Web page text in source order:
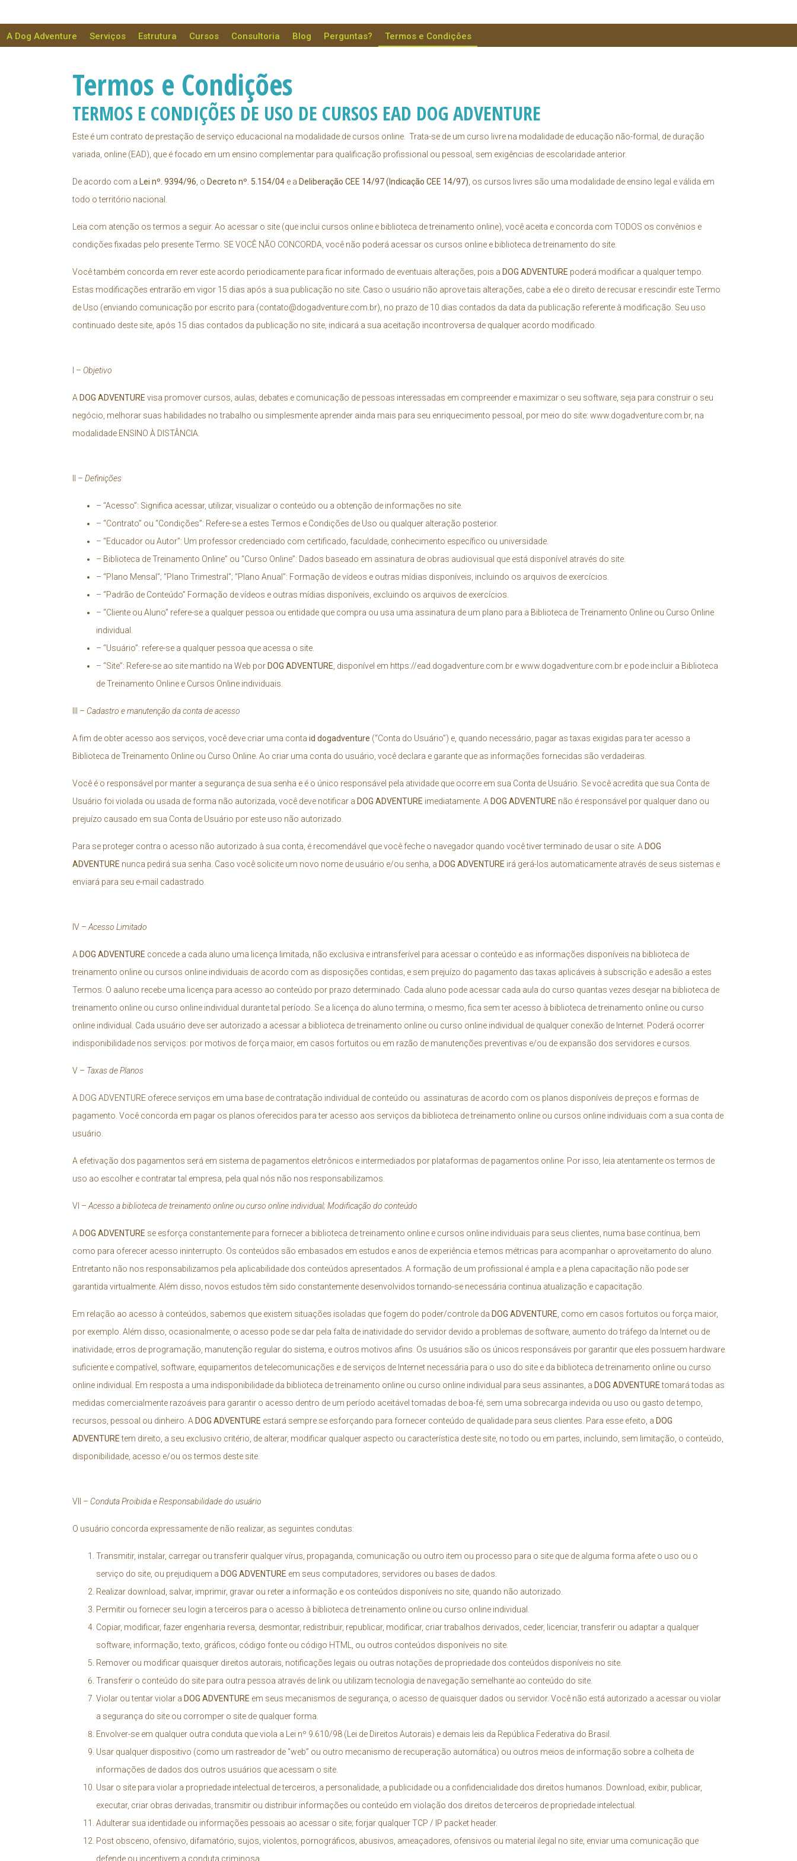
A Dog Adventure Serviços Estrutura Cursos Consultoria Blog Perguntas? Termos e Condições
Termos e Condições
TERMOS E CONDIÇÕES DE USO DE CURSOS EAD DOG ADVENTURE
Este é um contrato de prestação de serviço educacional na modalidade de cursos online. Trata-se de um curso livre na modalidade de educação não-formal, de duração
variada, online (EAD), que é focado em um ensino complementar para qualificação profissional ou pessoal, sem exigências de escolaridade anterior.
De acordo com a Lei nº. 9394/96 , o Decreto nº. 5.154/04 e a Deliberação CEE 14/97 (Indicação CEE 14/97) , os cursos livres são uma modalidade de ensino legal e válida em
todo o território nacional.
Leia com atenção os termos a seguir. Ao acessar o site (que inclui cursos online e biblioteca de treinamento online), você aceita e concorda com TODOS os convênios e
condições fixadas pelo presente Termo. SE VOCÊ NÃO CONCORDA, você não poderá acessar os cursos online e biblioteca de treinamento do site.
Você também concorda em rever este acordo periodicamente para ficar informado de eventuais alterações, pois a DOG ADVENTURE poderá modificar a qualquer tempo.
Estas modificações entrarão em vigor 15 dias após a sua publicação no site. Caso o usuário não aprove tais alterações, cabe a ele o direito de recusar e rescindir este Termo
de Uso (enviando comunicação por escrito para (contato@dogadventure.com.br), no prazo de 10 dias contados da data da publicação referente à modificação. Seu uso
continuado deste site, após 15 dias contados da publicação no site, indicará a sua aceitação incontroversa de qualquer acordo modificado.
I – Objetivo
A DOG ADVENTURE visa promover cursos, aulas, debates e comunicação de pessoas interessadas em compreender e maximizar o seu software, seja para construir o seu
negócio, melhorar suas habilidades no trabalho ou simplesmente aprender ainda mais para seu enriquecimento pessoal, por meio do site: www.dogadventure.com.br, na
modalidade ENSINO À DISTÂNCIA.
II – Definições
– “Acesso”: Significa acessar, utilizar, visualizar o conteúdo ou a obtenção de informações no site.
– “Contrato” ou “Condições”: Refere-se a estes Termos e Condições de Uso ou qualquer alteração posterior.
– “Educador ou Autor”: Um professor credenciado com certificado, faculdade, conhecimento específico ou universidade.
– Biblioteca de Treinamento Online” ou “Curso Online”: Dados baseado em assinatura de obras audiovisual que está disponível através do site.
– “Plano Mensal”; “Plano Trimestral”; “Plano Anual”: Formação de vídeos e outras mídias disponíveis, incluindo os arquivos de exercícios.
– “Padrão de Conteúdo” Formação de vídeos e outras mídias disponíveis, excluindo os arquivos de exercícios.
– “Cliente ou Aluno” refere-se a qualquer pessoa ou entidade que compra ou usa uma assinatura de um plano para a Biblioteca de Treinamento Online ou Curso Online
individual.
– “Usuário”: refere-se a qualquer pessoa que acessa o site.
– “Site”: Refere-se ao site mantido na Web por DOG ADVENTURE , disponível em https://ead.dogadventure.com.br e www.dogadventure.com.br e pode incluir a Biblioteca
de Treinamento Online e Cursos Online individuais.
III – Cadastro e manutenção da conta de acesso
A fim de obter acesso aos serviços, você deve criar uma conta id dogadventure (“Conta do Usuário”) e, quando necessário, pagar as taxas exigidas para ter acesso a
Biblioteca de Treinamento Online ou Curso Online. Ao criar uma conta do usuário, você declara e garante que as informações fornecidas são verdadeiras.
Você é o responsável por manter a segurança de sua senha e é o único responsável pela atividade que ocorre em sua Conta de Usuário. Se você acredita que sua Conta de
Usuário foi violada ou usada de forma não autorizada, você deve notificar a DOG ADVENTURE imediatamente. A DOG ADVENTURE não é responsável por qualquer dano ou
prejuízo causado em sua Conta de Usuário por este uso não autorizado.
Para se proteger contra o acesso não autorizado à sua conta, é recomendável que você feche o navegador quando você tiver terminado de usar o site. A DOG
ADVENTURE nunca pedirá sua senha. Caso você solicite um novo nome de usuário e/ou senha, a DOG ADVENTURE irá gerá-los automaticamente através de seus sistemas e
enviará para seu e-mail cadastrado.
IV – Acesso Limitado
A DOG ADVENTURE concede a cada aluno uma licença limitada, não exclusiva e intransferível para acessar o conteúdo e as informações disponíveis na biblioteca de
treinamento online ou cursos online individuais de acordo com as disposições contidas, e sem prejuízo do pagamento das taxas aplicáveis à subscrição e adesão a estes
Termos. O aaluno recebe uma licença para acesso ao conteúdo por prazo determinado. Cada aluno pode acessar cada aula do curso quantas vezes desejar na biblioteca de
treinamento online ou curso online individual durante tal período. Se a licença do aluno termina, o mesmo, fica sem ter acesso à biblioteca de treinamento online ou curso
online individual. Cada usuário deve ser autorizado a acessar a biblioteca de treinamento online ou curso online individual de qualquer conexão de Internet. Poderá ocorrer
indisponibilidade nos serviços: por motivos de força maior, em casos fortuitos ou em razão de manutenções preventivas e/ou de expansão dos servidores e cursos.
V – Taxas de Planos
A DOG ADVENTURE oferece serviços em uma base de contratação individual de conteúdo ou assinaturas de acordo com os planos disponíveis de preços e formas de
pagamento. Você concorda em pagar os planos oferecidos para ter acesso aos serviços da biblioteca de treinamento online ou cursos online individuais com a sua conta de
usuário.
A efetivação dos pagamentos será em sistema de pagamentos eletrônicos e intermediados por plataformas de pagamentos online. Por isso, leia atentamente os termos de
uso ao escolher e contratar tal empresa, pela qual nós não nos responsabilizamos.
VI – Acesso a biblioteca de treinamento online ou curso online individual; Modificação do conteúdo
A DOG ADVENTURE se esforça constantemente para fornecer a biblioteca de treinamento online e cursos online individuais para seus clientes, numa base contínua, bem
como para oferecer acesso ininterrupto. Os conteúdos são embasados em estudos e anos de experiência e temos métricas para acompanhar o aproveitamento do aluno.
Entretanto não nos responsabilizamos pela aplicabilidade dos conteúdos apresentados. A formação de um profissional é ampla e a plena capacitação não pode ser
garantida virtualmente. Além disso, novos estudos têm sido constantemente desenvolvidos tornando-se necessária continua atualização e capacitação.
Em relação ao acesso à conteúdos, sabemos que existem situações isoladas que fogem do poder/controle da DOG ADVENTURE , como em casos fortuitos ou força maior,
por exemplo. Além disso, ocasionalmente, o acesso pode se dar pela falta de inatividade do servidor devido a problemas de software, aumento do tráfego da Internet ou de
inatividade, erros de programação, manutenção regular do sistema, e outros motivos afins. Os usuários são os únicos responsáveis por garantir que eles possuem hardware
suficiente e compatível, software, equipamentos de telecomunicações e de serviços de Internet necessária para o uso do site e da biblioteca de treinamento online ou curso
online individual. Em resposta a uma indisponibilidade da biblioteca de treinamento online ou curso online individual para seus assinantes, a DOG ADVENTUREtomará todas as
medidas comercialmente razoáveis para garantir o acesso dentro de um período aceitável tomadas de boa-fé, sem uma sobrecarga indevida ou uso ou gasto de tempo,
recursos, pessoal ou dinheiro. A DOG ADVENTURE estará sempre se esforçando para fornecer conteúdo de qualidade para seus clientes. Para esse efeito, a DOG
ADVENTUREtem direito, a seu exclusivo critério, de alterar, modificar qualquer aspecto ou característica deste site, no todo ou em partes, incluindo, sem limitação, o conteúdo,
disponibilidade, acesso e/ou os termos deste site.
VII – Conduta Proibida e Responsabilidade do usuário
O usuário concorda expressamente de não realizar, as seguintes condutas:
Transmitir, instalar, carregar ou transferir qualquer vírus, propaganda, comunicação ou outro item ou processo para o site que de alguma forma afete o uso ou o
serviço do site, ou prejudiquem a DOG ADVENTURE em seus computadores, servidores ou bases de dados.
Realizar download, salvar, imprimir, gravar ou reter a informação e os conteúdos disponíveis no site, quando não autorizado.
Permitir ou fornecer seu login a terceiros para o acesso à biblioteca de treinamento online ou curso online individual.
Copiar, modificar, fazer engenharia reversa, desmontar, redistribuir, republicar, modificar, criar trabalhos derivados, ceder, licenciar, transferir ou adaptar a qualquer
software, informação, texto, gráficos, código fonte ou código HTML, ou outros conteúdos disponíveis no site.
Remover ou modificar quaisquer direitos autorais, notificações legais ou outras notações de propriedade dos conteúdos disponíveis no site.
Transferir o conteúdo do site para outra pessoa através de link ou utilizam tecnologia de navegação semelhante ao conteúdo do site.
Violar ou tentar violar a DOG ADVENTURE em seus mecanismos de segurança, o acesso de quaisquer dados ou servidor. Você não está autorizado a acessar ou violar
a segurança do site ou corromper o site de qualquer forma.
Envolver-se em qualquer outra conduta que viola a Lei nº 9.610/98 (Lei de Direitos Autorais) e demais leis da República Federativa do Brasil.
Usar qualquer dispositivo (como um rastreador de “web” ou outro mecanismo de recuperação automática) ou outros meios de informação sobre a colheita de
informações de dados dos outros usuários que acessam o site.
Usar o site para violar a propriedade intelectual de terceiros, a personalidade, a publicidade ou a confidencialidade dos direitos humanos. Download, exibir, publicar,
executar, criar obras derivadas, transmitir ou distribuir informações ou conteúdo em violação dos direitos de terceiros de propriedade intelectual.
Adulterar sua identidade ou informações pessoais ao acessar o site; forjar qualquer TCP / IP packet header.
Post obsceno, ofensivo, difamatório, sujos, violentos, pornográficos, abusivos, ameaçadores, ofensivos ou material ilegal no site, enviar uma comunicação que
defende ou incentivem a conduta criminosa.